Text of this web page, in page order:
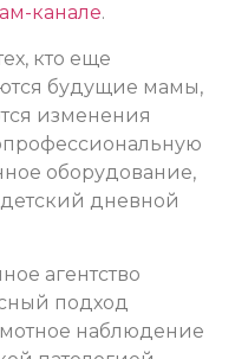
канале.
кто еще
будущие мамы,
изменения
оборудование,
дневной
агентство
подход
наблюдение